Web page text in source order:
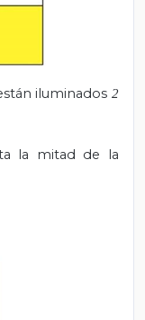
iluminados 2
la mitad de la